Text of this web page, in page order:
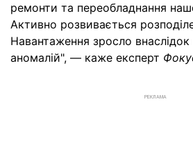
ремонти та переобладнання
Активно розвивається
Навантаження зросло внаслідок
аномалій", — каже експерт
РЕКЛАМА